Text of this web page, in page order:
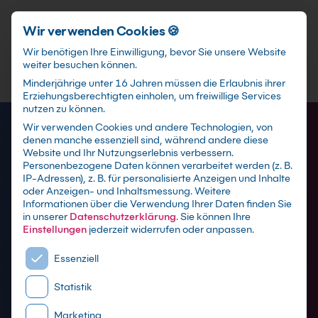
Schnellzugriff
KI Schulungen - Logistik
und Supply Chain
Wir verwenden Cookies 🍪
Wir benötigen Ihre Einwilligung, bevor Sie unsere Website
weiter besuchen können.
Minderjährige unter 16 Jahren müssen die Erlaubnis ihrer
Erziehungsberechtigten einholen, um freiwillige Services
nutzen zu können.
Wir verwenden Cookies und andere Technologien, von
denen manche essenziell sind, während andere diese
Website und Ihr Nutzungserlebnis verbessern.
Personenbezogene Daten können verarbeitet werden (z. B.
IP-Adressen), z. B. für personalisierte Anzeigen und Inhalte
oder Anzeigen- und Inhaltsmessung.Weitere
Informationen über die Verwendung Ihrer Daten finden Sie
in unserer Datenschutzerklärung.Sie können Ihre
Einstellungen jederzeit widerrufen oder anpassen.
Es folgt eine Liste der Service-Gruppen, für die eine
Essenziell
Statistik
Marketing